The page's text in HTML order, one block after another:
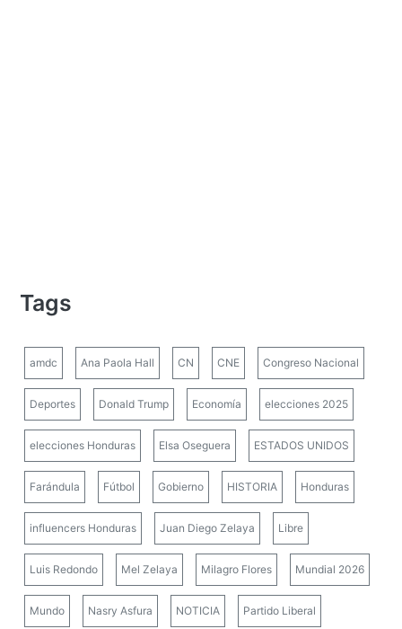
Tags
amdc Ana Paola Hall CN CNE Congreso Nacional
Deportes Donald Trump Economía elecciones 2025
elecciones Honduras Elsa Oseguera ESTADOS UNIDOS
Farándula Fútbol Gobierno HISTORIA Honduras
influencers Honduras Juan Diego Zelaya Libre
Luis Redondo Mel Zelaya Milagro Flores Mundial 2026
Mundo Nasry Asfura NOTICIA Partido Liberal